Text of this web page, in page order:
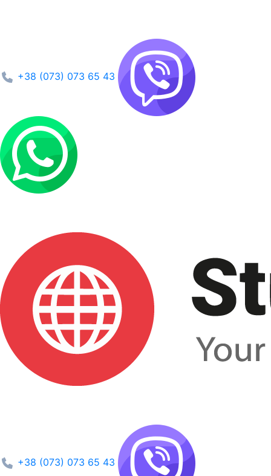
+38 (073) 073 65 43
+38 (073) 073 65 43